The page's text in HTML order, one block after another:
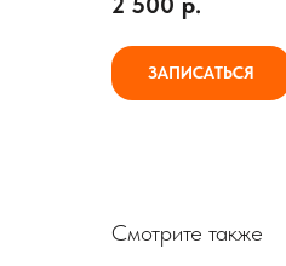
ЗАПИСАТЬСЯ
Смотрите также